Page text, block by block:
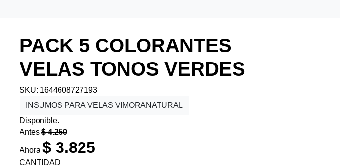
PACK 5 COLORANTES
VELAS TONOS VERDES
SKU: 1644608727193
INSUMOS PARA VELAS VIMORANATURAL
Disponible.
Antes $ 4.250
Ahora $ 3.825
CANTIDAD